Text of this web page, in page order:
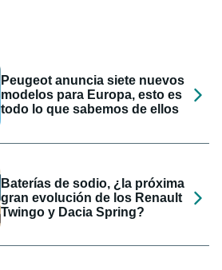
Peugeot anuncia siete nuevos
modelos para Europa, esto es
todo lo que sabemos de ellos
Baterías de sodio, ¿la próxima
gran evolución de los Renault
Twingo y Dacia Spring?